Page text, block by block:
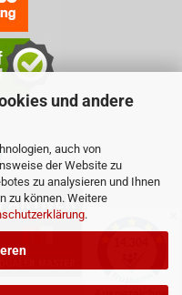
und andere
auch von
der Website zu
zu analysieren und Ihnen
zu können. Weitere
.